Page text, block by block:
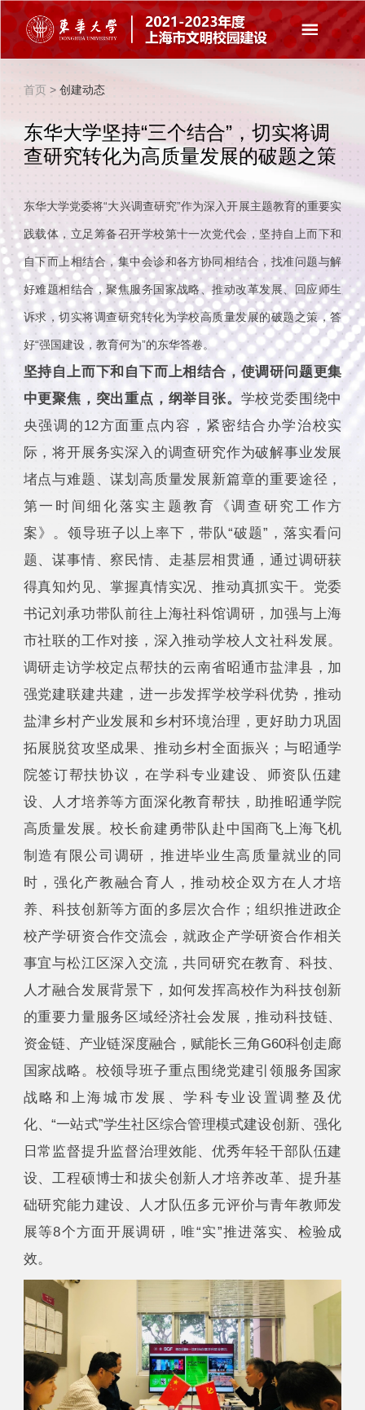
首页> 创建动态
东华大学坚持“三个结合”，切实将调
查研究转化为高质量发展的破题之策
东华大学党委将“大兴调查研究”作为深入开展主题教育的重要实
践载体，立足筹备召开学校第十一次党代会，坚持自上而下和
自下而上相结合，集中会诊和各方协同相结合，找准问题与解
好难题相结合，聚焦服务国家战略、推动改革发展、回应师生
诉求，切实将调查研究转化为学校高质量发展的破题之策，答
好“强国建设，教育何为”的东华答卷。
坚持自上而下和自下而上相结合，使调研问题更集
中更聚焦，突出重点，纲举目张。 学校党委围绕中
央强调的12方面重点内容，紧密结合办学治校实
际，将开展务实深入的调查研究作为破解事业发展
堵点与难题、谋划高质量发展新篇章的重要途径，
第一时间细化落实主题教育《调查研究工作方
案》。领导班子以上率下，带队“破题”，落实看问
题、谋事情、察民情、走基层相贯通，通过调研获
得真知灼见、掌握真情实况、推动真抓实干。党委
书记刘承功带队前往上海社科馆调研，加强与上海
市社联的工作对接，深入推动学校人文社科发展。
调研走访学校定点帮扶的云南省昭通市盐津县，加
强党建联建共建，进一步发挥学校学科优势，推动
盐津乡村产业发展和乡村环境治理，更好助力巩固
拓展脱贫攻坚成果、推动乡村全面振兴；与昭通学
院签订帮扶协议，在学科专业建设、师资队伍建
设、人才培养等方面深化教育帮扶，助推昭通学院
高质量发展。校长俞建勇带队赴中国商飞上海飞机
制造有限公司调研，推进毕业生高质量就业的同
时，强化产教融合育人，推动校企双方在人才培
养、科技创新等方面的多层次合作；组织推进政企
校产学研资合作交流会，就政企产学研资合作相关
事宜与松江区深入交流，共同研究在教育、科技、
人才融合发展背景下，如何发挥高校作为科技创新
的重要力量服务区域经济社会发展，推动科技链、
资金链、产业链深度融合，赋能长三角G60科创走廊
国家战略。校领导班子重点围绕党建引领服务国家
战略和上海城市发展、学科专业设置调整及优
化、“一站式”学生社区综合管理模式建设创新、强化
日常监督提升监督治理效能、优秀年轻干部队伍建
设、工程硕博士和拔尖创新人才培养改革、提升基
础研究能力建设、人才队伍多元评价与青年教师发
展等8个方面开展调研，唯“实”推进落实、检验成
效。